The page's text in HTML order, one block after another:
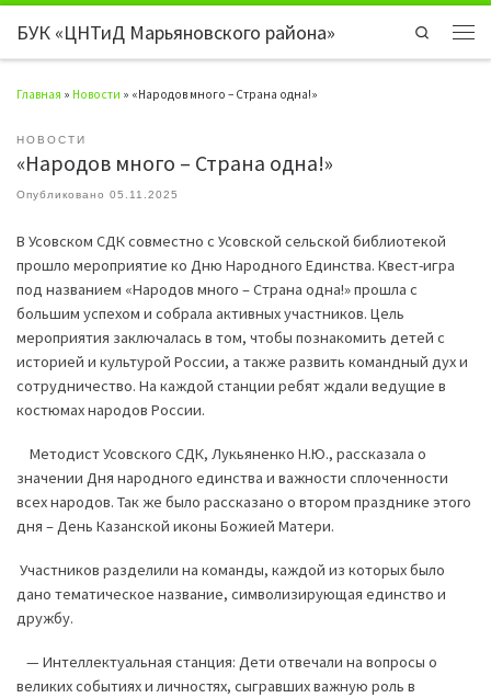
Перейти к содержимому
БУК «ЦНТиД Марьяновского района»
Search
Главная » Новости » «Народов много – Страна одна!»
НОВОСТИ
«Народов много – Страна одна!»
Опубликовано 05.11.2025
В Усовском СДК совместно с Усовской сельской библиотекой
прошло мероприятие ко Дню Народного Единства. Квест-игра
под названием «Народов много – Страна одна!» прошла с
большим успехом и собрала активных участников. Цель
мероприятия заключалась в том, чтобы познакомить детей с
историей и культурой России, а также развить командный дух и
сотрудничество. На каждой станции ребят ждали ведущие в
костюмах народов России.
Методист Усовского СДК, Лукьяненко Н.Ю., рассказала о
значении Дня народного единства и важности сплоченности
всех народов. Так же было рассказано о втором празднике этого
дня – День Казанской иконы Божией Матери.
Участников разделили на команды, каждой из которых было
дано тематическое название, символизирующая единство и
дружбу.
— Интеллектуальная станция: Дети отвечали на вопросы о
великих событиях и личностях, сыгравших важную роль в